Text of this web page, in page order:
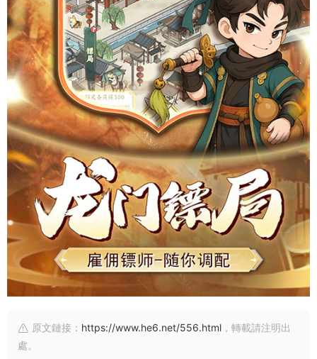
原文鏈接： https://www.he6.net/556.html ，轉載請注明出
處。